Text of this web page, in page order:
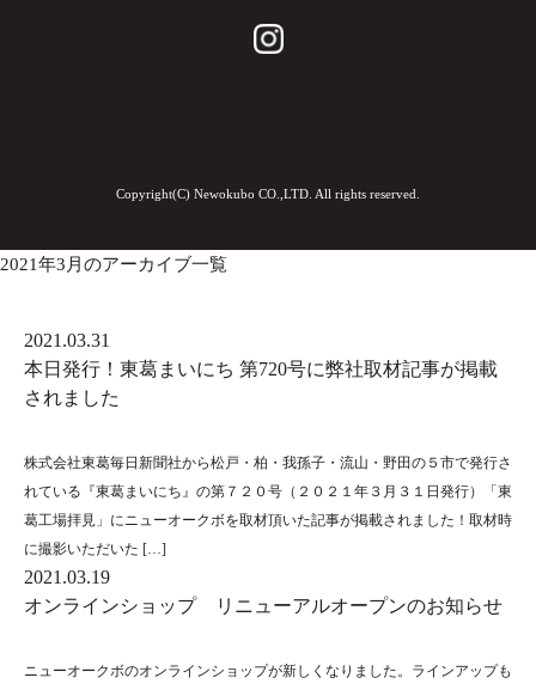
Copyright(C) Newokubo CO.,LTD. All rights reserved.
2021年3月のアーカイブ一覧
2021.03.31
本日発行！東葛まいにち 第720号に弊社取材記事が掲載
されました
株式会社東葛毎日新聞社から松戸・柏・我孫子・流山・野田の５市で発行さ
れている『東葛まいにち』の第７２０号（２０２１年３月３１日発行）「東
葛工場拝見」にニューオークボを取材頂いた記事が掲載されました！取材時
に撮影いただいた […]
2021.03.19
オンラインショップ リニューアルオープンのお知らせ
ニューオークボのオンラインショップが新しくなりました。ラインアップも